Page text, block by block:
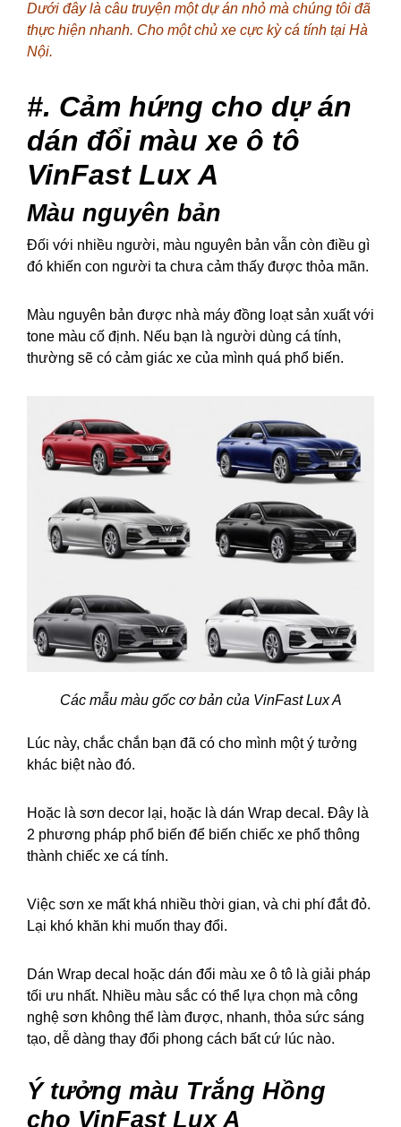
Dưới đây là câu truyện một dự án nhỏ mà chúng tôi đã
thực hiện nhanh. Cho một chủ xe cực kỳ cá tính tại Hà
Nội.
#. Cảm hứng cho dự án
dán đổi màu xe ô tô
VinFast Lux A
Màu nguyên bản
Đối với nhiều người, màu nguyên bản vẫn còn điều gì
đó khiến con người ta chưa cảm thấy được thỏa mãn.
Màu nguyên bản được nhà máy đồng loạt sản xuất với
tone màu cố định. Nếu bạn là người dùng cá tính,
thường sẽ có cảm giác xe của mình quá phổ biến.
Các mẫu màu gốc cơ bản của VinFast Lux A
Lúc này, chắc chắn bạn đã có cho mình một ý tưởng
khác biệt nào đó.
Hoặc là sơn decor lại, hoặc là dán Wrap decal. Đây là
2 phương pháp phổ biến để biến chiếc xe phổ thông
thành chiếc xe cá tính.
Việc sơn xe mất khá nhiều thời gian, và chi phí đắt đỏ.
Lại khó khăn khi muốn thay đổi.
Dán Wrap decal hoặc dán đổi màu xe ô tô là giải pháp
tối ưu nhất. Nhiều màu sắc có thể lựa chọn mà công
nghệ sơn không thể làm được, nhanh, thỏa sức sáng
tạo, dễ dàng thay đổi phong cách bất cứ lúc nào.
Ý tưởng màu Trắng Hồng
cho VinFast Lux A